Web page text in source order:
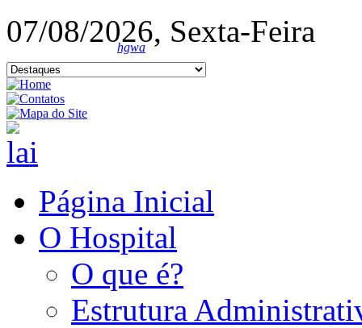
07/08/2026, Sexta-Feira
hgwa
Página Inicial
O Hospital
O que é?
Estrutura